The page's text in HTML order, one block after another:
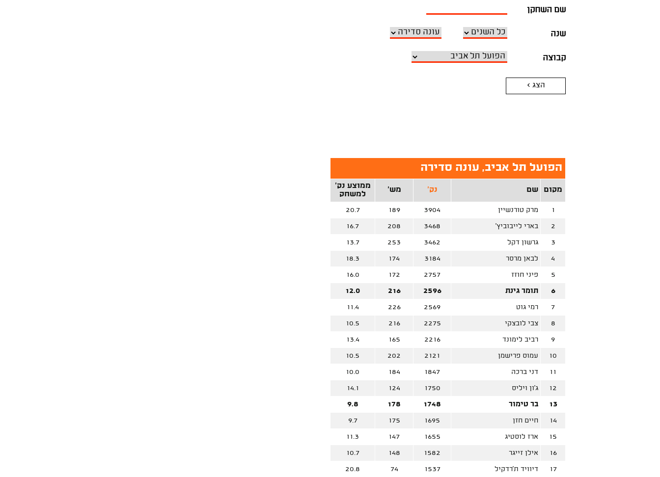
שם השחקן
שנה
קבוצה
הצג >
הפועל תל אביב, עונה סדירה
מקום שם נק' מש'
ממוצע נק'
למשחק
1 מרק טורנשיין 3904
189
20.7
2 בארי לייבוביץ' 3468
208
16.7
3 גרשון דקל 3462
253
13.7
4 לבאן מרסר 3184
174
18.3
5 פיני חוזז 2757
172
16.0
6 תומר גינת 2596
216
12.0
7 רמי גוט 2569
226
11.4
8 צבי לובצקי 2275
216
10.5
9 רביב לימונד 2216
165
13.4
10 עמוס פרישמן 2121
202
10.5
11 דני ברכה 1847
184
10.0
12 ג'ון ויליס 1750
124
14.1
13 בר טימור 1748
178
9.8
14 חיים חזן 1695
175
9.7
15 ארז לוסטיג 1655
147
11.3
16 אילן זייגר 1582
148
10.7
17 דיוויד ת'רדקיל 1537
74
20.8